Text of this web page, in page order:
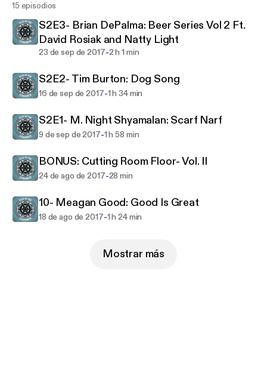
15 episodios
S2E3- Brian DePalma: Beer Series Vol 2 Ft.
David Rosiak and Natty Light
23 de sep de 2017-2 h 1 min
S2E2- Tim Burton: Dog Song
16 de sep de 2017-1 h 34 min
S2E1- M. Night Shyamalan: Scarf Narf
9 de sep de 2017-1 h 58 min
BONUS: Cutting Room Floor- Vol. II
24 de ago de 2017-28 min
10- Meagan Good: Good Is Great
18 de ago de 2017-1 h 24 min
Mostrar más